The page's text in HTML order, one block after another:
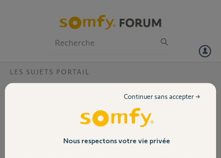
Volet
LES SUJETS PORTAIL
programmation keytis ns2 rts sur sga4100?
bonsoir à tous, j'ai un soucis, je n'arrive pas à programmer ma
télécommande keytis ns2 rts sur sga 4100 pourtant j'ai fait
exactement comme dans le manuel! j'ai aussi 2 télécommandes
universelles et la aucun problème pour les programmer cela se fait du
Nous respectons votre vie privée
Continuer sans accepter →